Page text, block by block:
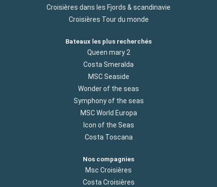
Croisières dans les Fjords & scandinavie
Croisières Tour du monde
Bateaux les plus recherchés
Queen mary 2
Costa Smeralda
MSC Seaside
Wonder of the seas
Symphony of the seas
MSC World Europa
Icon of the Seas
Costa Toscana
Nos compagnies
Msc Croisières
Costa Croisières